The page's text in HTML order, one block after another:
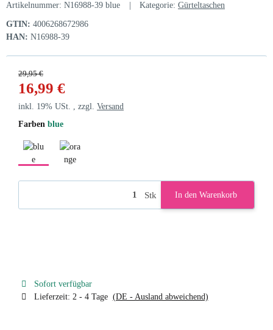
Artikelnummer: N16988-39 blue Kategorie: Gürteltaschen
GTIN: 4006268672986
HAN: N16988-39
29,95 €
16,99 €
inkl. 19% USt. , zzgl. Versand
Farben blue
Stk In den Warenkorb
Sofort verfügbar
Lieferzeit: 2 - 4 Tage (DE - Ausland abweichend)